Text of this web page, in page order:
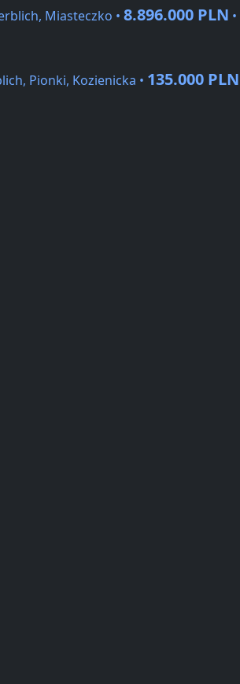
Miasteczko • 8.896.000 PLN •
Pionki, Kozienicka • 135.000 PLN